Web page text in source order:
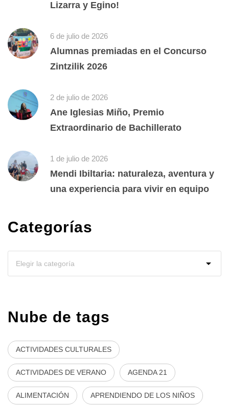
Lizarra y Egino!
6 de julio de 2026
Alumnas premiadas en el Concurso
Zintzilik 2026
2 de julio de 2026
Ane Iglesias Miño, Premio
Extraordinario de Bachillerato
1 de julio de 2026
Mendi Ibiltaria: naturaleza, aventura y
una experiencia para vivir en equipo
Categorías
Nube de tags
ACTIVIDADES CULTURALES
ACTIVIDADES DE VERANO AGENDA 21
ALIMENTACIÓN APRENDIENDO DE LOS NIÑOS